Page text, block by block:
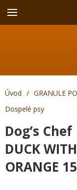
Úvod / GRANULE
Dospelé psy
Dog’s Chef
DUCK
ORANGE